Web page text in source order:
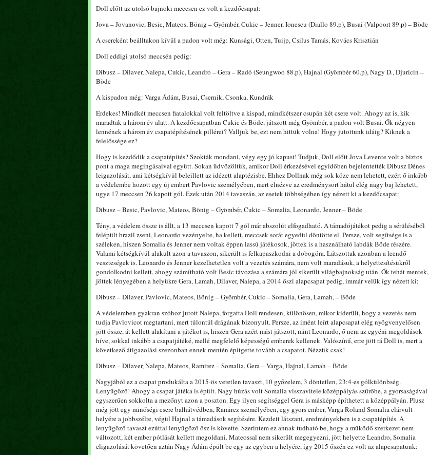
Doll előtt az utolsó bajnoki meccsen ez volt a kezdőcsapat:
Jova – Jovanovic, Besic, Mateos, Bönig – Gyömbér, Cukic – Jenner, Ionescu (Diallo 89.p), Busai (Valpoort 89.p) – Böde
A csereként beálltakon kívül a padon volt még: Kunsági, Otten, Tuijp, Csilus Tamás, Kovács Krisztián
Doll eddigi utolsó meccsén pedig:
Dibusz – Dilaver, Nalepa, Cukic, Leandro – Gera – Radó (Seungwoo 88.p), Hajnal (Gyömbér 60.p), Nagy D., Djuricin –
Böde
A kispadon még: Varga Ádám, Busai, Csernik, Csonka, Kundrák
Érdekes! Mindkét meccsen fiatalokkal volt feltöltve a kispad, mindkétszer csupán két csere volt. Ahogy az is, kik
maradtak a három év alatt. A kezdőcsapatban Cukic és Böde, játszott még Gyömbér, a padon volt Busai. Ők négyen
lennének a három év csapatépítésének pillérei? Valljuk be, ezt nem hittük volna! Hogy jutottunk idáig? Kiknek a
felelőssége ez?
Hogy is kezdődik a csapatépítés? Szokták mondani, végy egy jó kapust! Tudjuk, Doll előtt Jova Levente volt a biztos
pont a maga megingásaival együtt. Sokan üdvözöltük, amikor Doll érkezésével egyidőben bejelentették Dibusz Dénes
leigazolását, ami kétségkívül beleillett az idézett alaptézisbe. Ehhez Dollnak még sok köze nem lehetett, ezért ő inkább
a védelembe hozott egy új embert Pavlovic személyében, mert elnézve az eredménysort hátul elég nagy baj lehetett,
ugye 17 meccsen 26 kapott gól. Ezek után 2014 tavaszán, az esetek többségében így nézett ki a kezdőcsapat:
Dibusz – Besic, Pavlovic, Mateos, Bönig – Gyömbér, Cukic – Somalia, Leonardo, Jenner – Böde
Tény, a védelem össze is állt, a 13 meccsen kapott 7 gól már abszolút elfogadható. A támadójátékot pedig a sérüléséből
felépült brazil zseni, Leonardo vezényelte, ha kellett, meccsek sorát egyedül döntötte el. Persze, volt segítsége is a
széleken, hiszen Somalia és Jenner nem voltak éppen lassú játékosok, jöttek is a használható labdák Böde részére.
Valami kétségkívül alakult azon a tavaszon, sikerült is felkapaszkodni a dobogóra. Látszottak azonban a leendő
veszteségek is. Leonardo és Jenner kezelhetetlen volt a vezetés számára, nem volt maradásuk, a helyettesítésükről
gondolkodni kellett, ahogy számítható volt Besic távozása a számára jól sikerült világbajnokság után. Ők tehát mentek,
jöttek lényegében a helyükre Gera, Lamah, Dilaver, Nalepa, a 2014 őszi alapcsapat pedig, immár velük így nézett ki:
Dibusz – Dilaver, Pavlovic, Mateos, Bönig – Gyömbér, Cukic – Somalia, Gera, Lamah, – Böde
A védelemben gyakran szóhoz jutott Nalepa, forgatta Doll rendesen, különösen, mikor kiderült, hogy a vezetés nem
tudja Pavlovicot megtartani, mert túlontúl drágának bizonyult. Persze, az imént leírt alapcsapat elég nyögvenyelősen
jött össze, át kellett alakítani a játékot is, hiszen Gera azért mást játszott, mint Leonardo, ő nem az egyéni megoldások
híve, sokkal inkább a csapatjátéké, mellé megfelelő képességű emberek kellenek. Valószínű, erre jött rá Doll is, mert a
következő átigazolási szezonban ennek mentén építgette tovább a csapatot. Nézzük csak!
Dibusz – Dilaver, Nalepa, Mateos, Ramirez – Somalia, Gera – Varga, Hajnal, Lamah – Böde
Nagyjából ez a csapat produkálta a 2015-ös veretlen tavaszt, 10 győzelem, 3 döntetlen, 23:4-es gólkülönbség.
Lenyűgöző! Ahogy a csapat játéka is épült. Nagy húzás volt Somalia visszavitele középpályás szűrőbe, a gyorsaságával
egyszerűen sokkolta a mezőnyt azon a poszton. Egy ilyen segítséggel Gera is másképp építhetett a középpályán. Plusz
még jött egy minőségi csere balhátvédben, Ramirez személyében, egy gyors ember, Varga Roland Somalia elárvult
helyére a jobbszélre, végül Hajnal a támadások segítésére. Kezdett látszani, eredményekben is a csapatépítés. A
lenyűgöző tavaszt ezúttal lenyűgöző ősz is követte. Szerintem ez annak tudható be, hogy a működő szerkezet nem
változott, két ember pótlását kellett megoldani. Mateossal nem sikerült megegyezni, jött helyette Leandro, Somalia
eligazolását követően aztán Nagy Ádám épült be egy az egyben a helyére, így 2015 őszén ez volt az alapcsapatunk: